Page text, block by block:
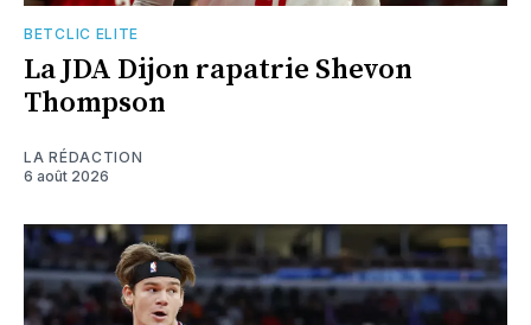
BETCLIC ELITE
La JDA Dijon rapatrie Shevon
Thompson
LA RÉDACTION
6 août 2026